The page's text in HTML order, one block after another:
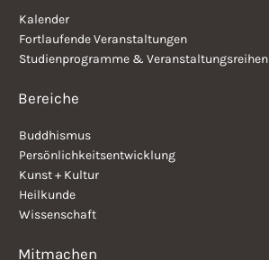
Kalender
Fortlaufende Veranstaltungen
Studienprogramme & Veranstaltungsreihen
Bereiche
Buddhismus
Persönlichkeitsentwicklung
Kunst + Kultur
Heilkunde
Wissenschaft
Mitmachen